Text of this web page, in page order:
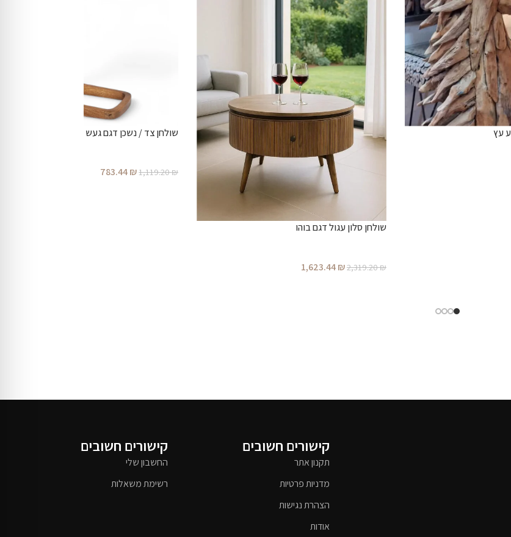
עץ
שולחן סלון עגול דגם בוהו
2,319.20₪
1,623.44₪
שולחן צד / נשכן דגם געש
1,119.20₪
783.44₪
קישורים חשובים
תקנון אתר
מדניות פרטיות
הצהרת נגישות
אודות
קישורים חשובים
החשבון שלי
רשימת משאלות